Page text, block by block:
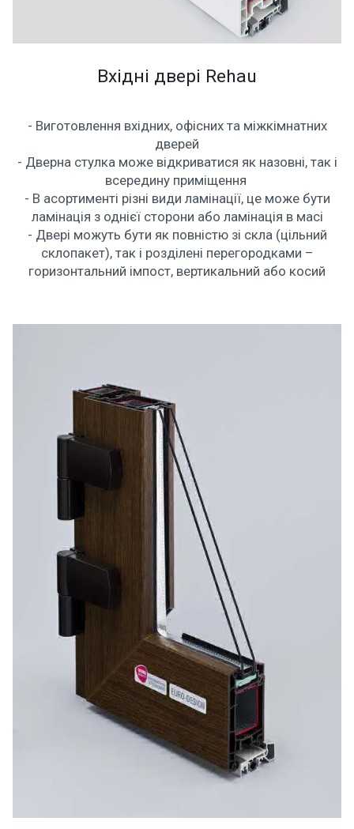
Вхідні двері Rehau
- Виготовлення вхідних, офісних та міжкімнатних
дверей
- Дверна стулка може відкриватися як назовні, так і
всередину приміщення
- В асортименті різні види ламінації, це може бути
ламінація з однієї сторони або ламінація в масі
- Двері можуть бути як повністю зі скла (цільний
склопакет), так і розділені перегородками –
горизонтальний імпост, вертикальний або косий